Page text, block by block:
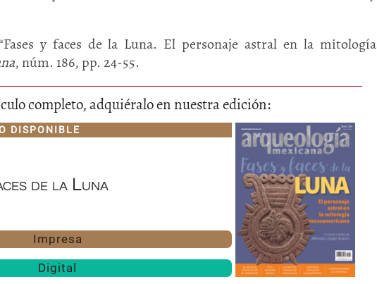
y faces de la Luna. El personaje astral en la mitología
, núm. 186, pp. 24-55.
completo, adquiéralo en nuestra edición:
DISPONIBLE
de la Luna
Impresa
Digital
Olmecas